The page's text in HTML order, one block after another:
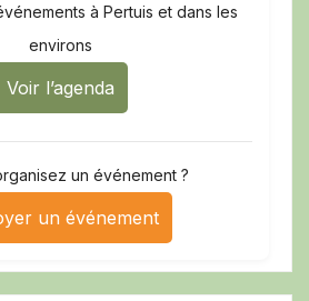
à Pertuis et dans les
environs
Voir l’agenda
un événement ?
un événement